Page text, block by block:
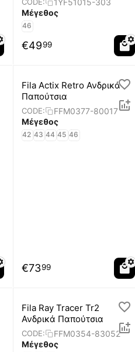
Μέγεθος
46
€4999
Fila Actix Retro Ανδρικά
Παπούτσια
CODE:
FFM0377-80017
Μέγεθος
42 43 44 45 46
€7399
Fila Ray Tracer Tr2
Ανδρικά Παπούτσια
CODE:
FFM0354-83052
Μέγεθος